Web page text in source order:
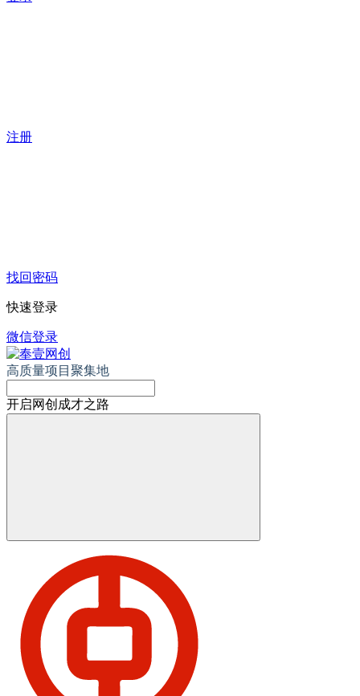
注册
找回密码
快速登录
微信登录
高质量项目聚集地
开启网创成才之路